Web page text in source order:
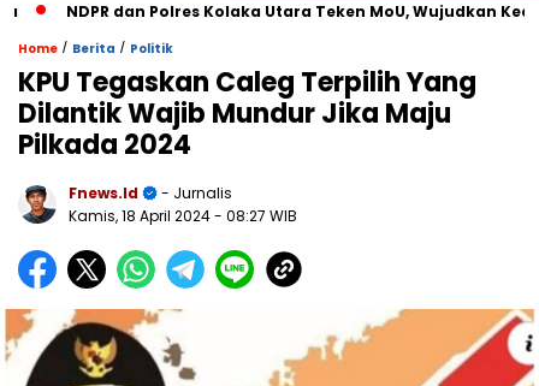
NDPR dan Polres Kolaka Utara Teken MoU, Wujudkan
Home / Berita / Politik
KPU Tegaskan Caleg Terpilih Yang
Dilantik Wajib Mundur Jika Maju
Pilkada 2024
Fnews.id
- Jurnalis
Kamis, 18 April 2024- 08:27 WIB